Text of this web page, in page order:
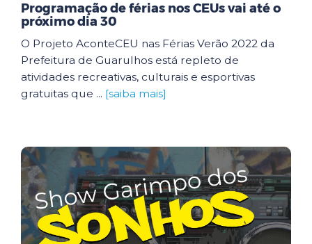
Programação de férias nos CEUs vai até o
próximo dia 30
O Projeto AconteCEU nas Férias Verão 2022 da
Prefeitura de Guarulhos está repleto de
atividades recreativas, culturais e esportivas
gratuitas que ... [saiba mais]